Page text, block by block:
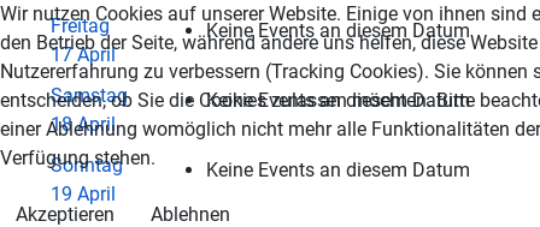
Freitag
17 April
Keine Events an diesem Datum
Samstag
18 April
Keine Events an diesem Datum
Sonntag
19 April
Keine Events an diesem Datum
Wir nutzen Cookies auf unserer Website. Einige von ihnen sind
den Betrieb der Seite, während andere uns helfen, diese
Nutzererfahrung zu verbessern (Tracking Cookies). Sie können
entscheiden, ob Sie die Cookies zulassen möchten. Bitte
einer Ablehnung womöglich nicht mehr alle Funktionalitäten
Verfügung stehen.
Akzeptieren Ablehnen